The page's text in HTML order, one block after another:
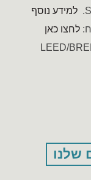
למידע נוסף
לחצו כאן
שלנו